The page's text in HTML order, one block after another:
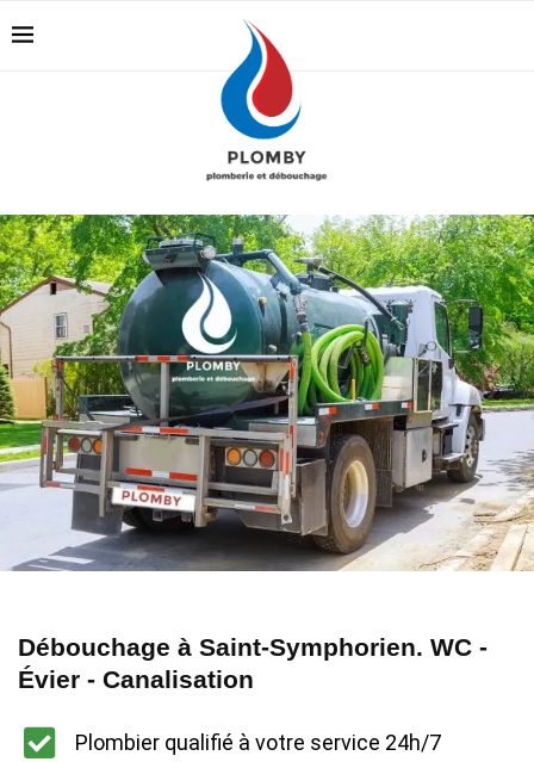
Débouchage à Saint-Symphorien. WC -
Évier - Canalisation
Plombier qualifié à votre service 24h/7